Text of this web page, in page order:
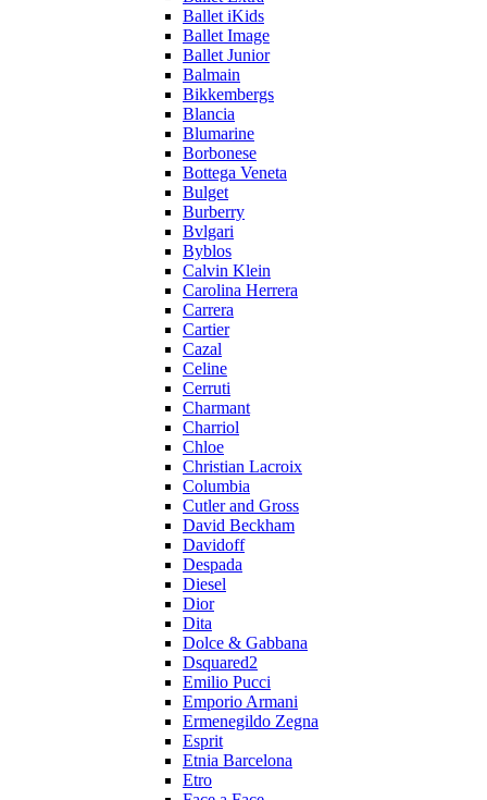
Ballet iKids
Ballet Image
Ballet Junior
Balmain
Bikkembergs
Blancia
Blumarine
Borbonese
Bottega Veneta
Bulget
Burberry
Bvlgari
Byblos
Calvin Klein
Carolina Herrera
Carrera
Cartier
Cazal
Celine
Cerruti
Charmant
Charriol
Chloe
Christian Lacroix
Columbia
Cutler and Gross
David Beckham
Davidoff
Despada
Diesel
Dior
Dita
Dolce & Gabbana
Dsquared2
Emilio Pucci
Emporio Armani
Ermenegildo Zegna
Esprit
Etnia Barcelona
Etro